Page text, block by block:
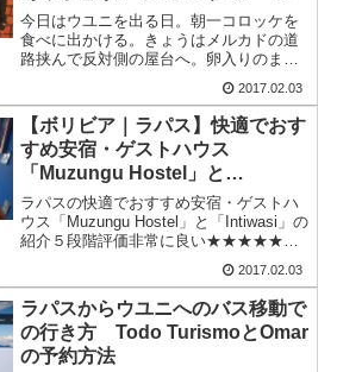
年5ヶ月と1日目）
今日はウユニを出る日。朝一コロッケを
食べに出かける。きょうはメルカドの道
路挟んで反対側の屋台へ。卵入りのまん
切らないうまさ。さよならの時アメリカ
横断の時からほぼほぼ一緒に旅してきた
のぶとはっつとお別れ...
2017.02.03
【ボリビア｜ラパス】快適でおす
すめ安宿・ゲストハウス
「Muzungu Hostel」と
「Intiwasi」
ラパスの快適でおすすめ安宿・ゲストハ
ウス「Muzungu Hostel」と「Intiwasi」の
紹介５段階評価非常に良い★★★★★良
★★☆☆☆非常に悪い★☆☆☆☆朝食と
ワンドリンクアルコール付きの
Muzungu...
2017.02.03
ラパスからウユニへのバス移動で
の行き方 Todo TurismoとOmar
の予約方法